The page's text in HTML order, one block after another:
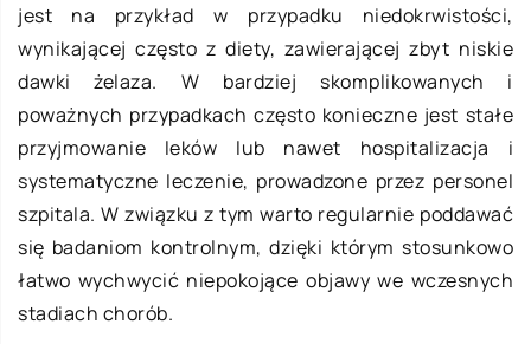
jest na przykład w przypadku niedokrwistości,
wynikającej często z diety, zawierającej zbyt niskie
dawki żelaza. W bardziej skomplikowanych i
poważnych przypadkach często konieczne jest stałe
przyjmowanie leków lub nawet hospitalizacja i
systematyczne leczenie, prowadzone przez personel
szpitala. W związku z tym warto regularnie poddawać
się badaniom kontrolnym, dzięki którym stosunkowo
łatwo wychwycić niepokojące objawy we wczesnych
stadiach chorób.